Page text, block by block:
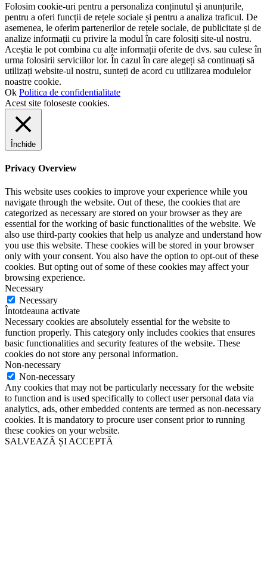
Folosim cookie-uri pentru a personaliza conținutul și anunțurile,
pentru a oferi funcții de rețele sociale și pentru a analiza traficul. De
asemenea, le oferim partenerilor de rețele sociale, de publicitate și de
analize informații cu privire la modul în care folosiți site-ul nostru.
Aceștia le pot combina cu alte informații oferite de dvs. sau culese în
urma folosirii serviciilor lor. În cazul în care alegeți să continuați să
utilizați website-ul nostru, sunteți de acord cu utilizarea modulelor
noastre cookie.
Ok Politica de confidentialitate
Acest site foloseste cookies.
Închide
Privacy Overview
This website uses cookies to improve your experience while you
navigate through the website. Out of these, the cookies that are
categorized as necessary are stored on your browser as they are
essential for the working of basic functionalities of the website. We
also use third-party cookies that help us analyze and understand how
you use this website. These cookies will be stored in your browser
only with your consent. You also have the option to opt-out of these
cookies. But opting out of some of these cookies may affect your
browsing experience.
Necessary
Necessary
Întotdeauna activate
Necessary cookies are absolutely essential for the website to
function properly. This category only includes cookies that ensures
basic functionalities and security features of the website. These
cookies do not store any personal information.
Non-necessary
Non-necessary
Any cookies that may not be particularly necessary for the website
to function and is used specifically to collect user personal data via
analytics, ads, other embedded contents are termed as non-necessary
cookies. It is mandatory to procure user consent prior to running
these cookies on your website.
SALVEAZĂ ȘI ACCEPTĂ